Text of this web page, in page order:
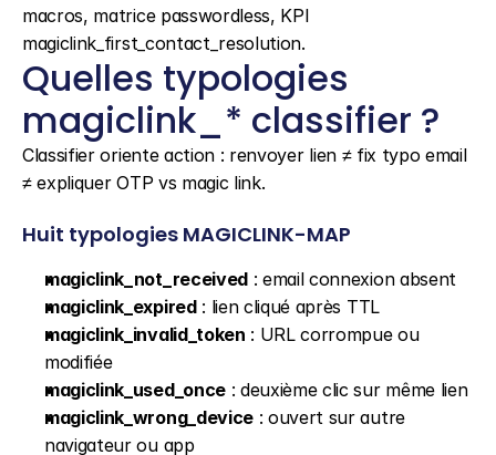
macros, matrice passwordless, KPI
magiclink_first_contact_resolution.
Quelles typologies
magiclink_* classifier ?
Classifier oriente action : renvoyer lien ≠ fix typo email
≠ expliquer OTP vs magic link.
Huit typologies MAGICLINK-MAP
magiclink_not_received : email connexion absent
magiclink_expired : lien cliqué après TTL
magiclink_invalid_token : URL corrompue ou
modifiée
magiclink_used_once : deuxième clic sur même lien
magiclink_wrong_device : ouvert sur autre
navigateur ou app